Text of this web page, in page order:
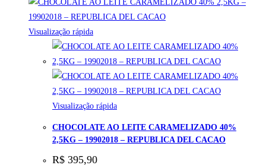
Visualização rápida
Visualização rápida
CHOCOLATE AO LEITE CARAMELIZADO 40%
2,5KG – 19902018 – REPUBLICA DEL CACAO
R$ 395,90